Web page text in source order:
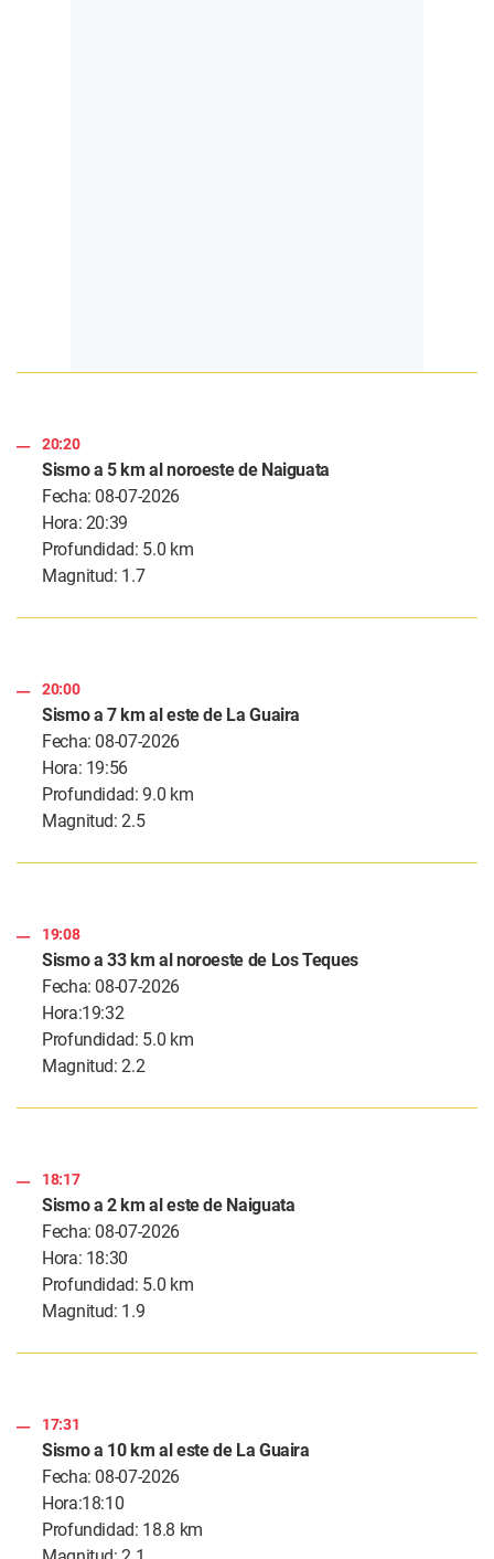
20:20
Sismo a 5 km al noroeste de Naiguata
Fecha: 08-07-2026
Hora: 20:39
Profundidad: 5.0 km
Magnitud: 1.7
20:00
Sismo a 7 km al este de La Guaira
Fecha: 08-07-2026
Hora: 19:56
Profundidad: 9.0 km
Magnitud: 2.5
19:08
Sismo a 33 km al noroeste de Los Teques
Fecha: 08-07-2026
Hora:19:32
Profundidad: 5.0 km
Magnitud: 2.2
18:17
Sismo a 2 km al este de Naiguata
Fecha: 08-07-2026
Hora: 18:30
Profundidad: 5.0 km
Magnitud: 1.9
17:31
Sismo a 10 km al este de La Guaira
Fecha: 08-07-2026
Hora:18:10
Profundidad: 18.8 km